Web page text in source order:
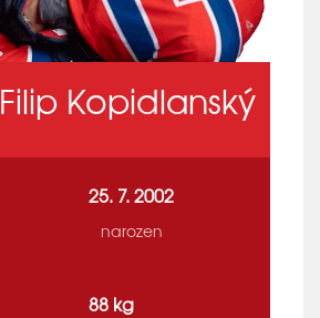
Filip Kopidlanský
25. 7. 2002
narozen
88 kg